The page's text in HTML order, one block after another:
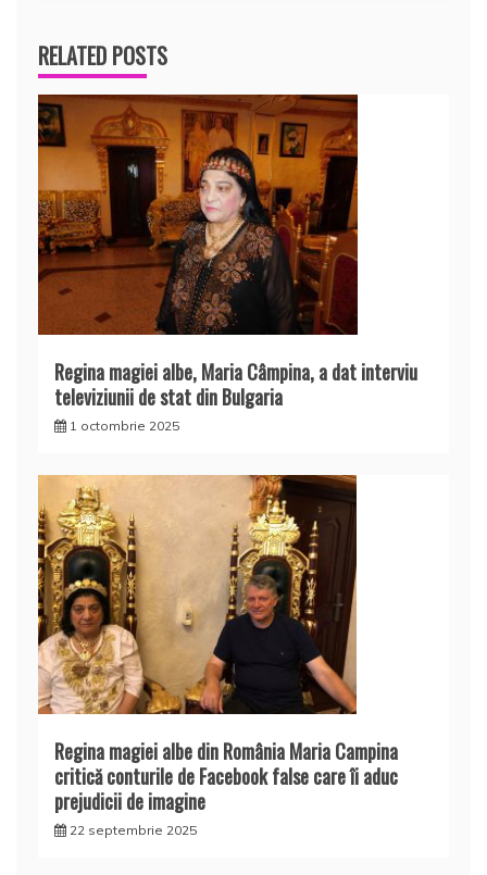
RELATED POSTS
Regina magiei albe, Maria Câmpina, a dat interviu
televiziunii de stat din Bulgaria
1 octombrie 2025
Regina magiei albe din România Maria Campina
critică conturile de Facebook false care îi aduc
prejudicii de imagine
22 septembrie 2025